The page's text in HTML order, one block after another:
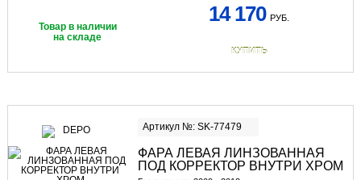
Товар в наличии
на складе
14 170 РУБ.
КУПИТЬ
Артикул №: SK-77479
ФАРА ЛЕВАЯ ЛИНЗОВАННАЯ
ПОД КОРРЕКТОР ВНУТРИ ХРОМ